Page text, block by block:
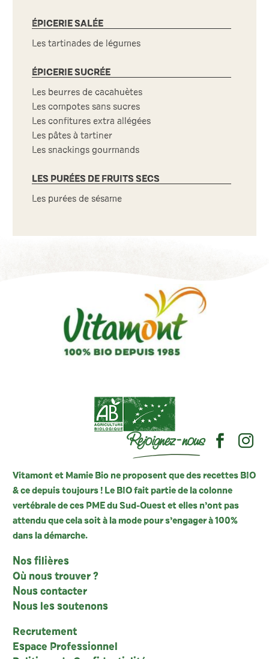
ÉPICERIE SALÉE
Les tartinades de légumes
ÉPICERIE SUCRÉE
Les beurres de cacahuètes
Les compotes sans sucres
Les confitures extra allégées
Les pâtes à tartiner
Les snackings gourmands
LES PURÉES DE FRUITS SECS
Les purées de sésame
Rejoignez-nous
Vitamont et Mamie Bio ne proposent que des recettes BIO
& ce depuis toujours ! Le BIO fait partie de la colonne
vertébrale de ces PME du Sud-Ouest et elles n’ont pas
attendu que cela soit à la mode pour s’engager à 100%
dans la démarche.
Nos filières
Où nous trouver ?
Nous contacter
Nous les soutenons
Recrutement
Espace Professionnel